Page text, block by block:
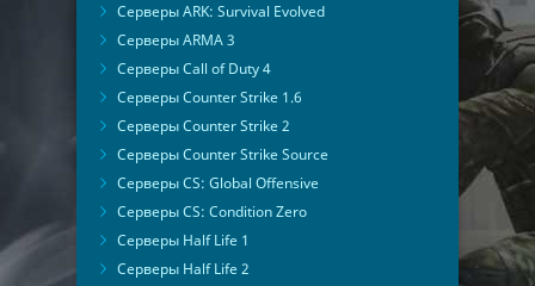
Серверы ARK: Survival Evolved
Серверы ARMA 3
Серверы Call of Duty 4
Серверы Counter Strike 1.6
Серверы Counter Strike 2
Серверы Counter Strike Source
Серверы CS: Global Offensive
Серверы CS: Condition Zero
Серверы Half Life 1
Серверы Half Life 2